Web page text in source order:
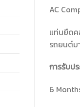
AC
แท่นยึดค
รถยนต์ม
การรับป
6